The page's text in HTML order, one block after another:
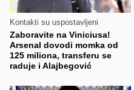
Kontakti su uspostavljeni
Zaboravite na Viniciusa!
Arsenal dovodi momka od
125 miliona, transferu se
raduje i Alajbegović